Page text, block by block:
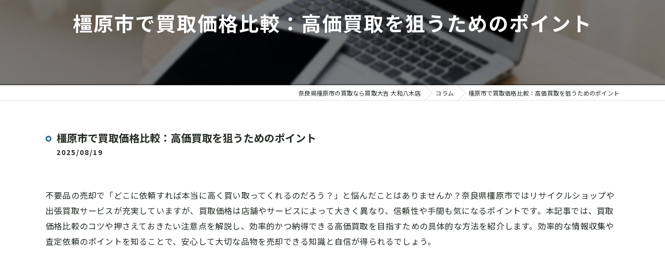
ブランド品
貴金属
時計
金
橿原市で買取価格比較：高価買取を狙うためのポイント
奈良県橿原市の買取なら買取大吉 大和八木店 コラム 橿原市で買取価格比較：高価買取を狙うためのポイント
橿原市で買取価格比較：高価買取を狙うためのポイント
2025/08/19
不要品の売却で「どこに依頼すれば本当に高く買い取ってくれるのだろう？」と悩んだことはありませんか？奈良県橿原市ではリサイクルショップや
出張買取サービスが充実していますが、買取価格は店舗やサービスによって大きく異なり、信頼性や手間も気になるポイントです。本記事では、買取
価格比較のコツや押さえておきたい注意点を解説し、効率的かつ納得できる高価買取を目指すための具体的な方法を紹介します。効率的な情報収集や
査定依頼のポイントを知ることで、安心して大切な品物を売却できる知識と自信が得られるでしょう。